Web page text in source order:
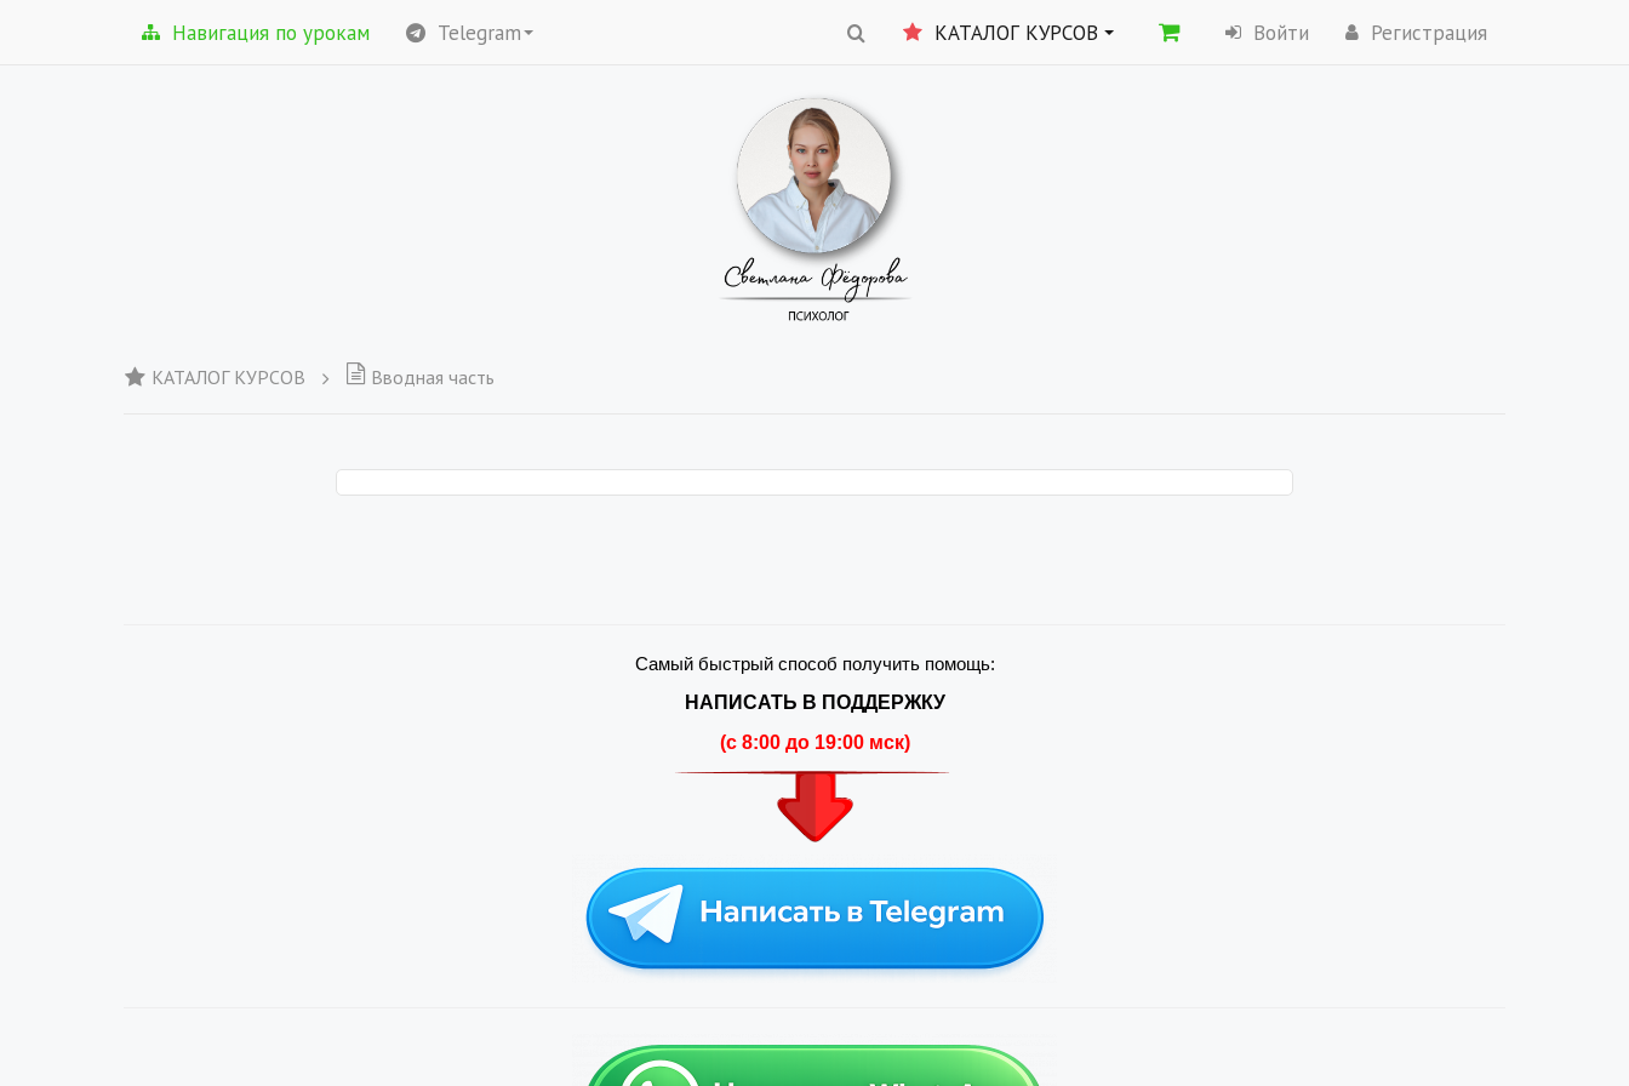
Навигация по урокам Telegram КАТАЛОГ КУРСОВ Войти Регистрация
КАТАЛОГ КУРСОВ Вводная часть
Самый быстрый способ получить помощь:
НАПИСАТЬ В ПОДДЕРЖКУ
(c 8:00 до 19:00 мск)